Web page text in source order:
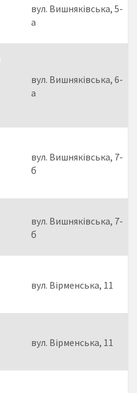
вул. Вишняківська, 5-
а
вул. Вишняківська, 6-
а
вул. Вишняківська, 7-
б
вул. Вишняківська, 7-
б
вул. Вірменська, 11
вул. Вірменська, 11